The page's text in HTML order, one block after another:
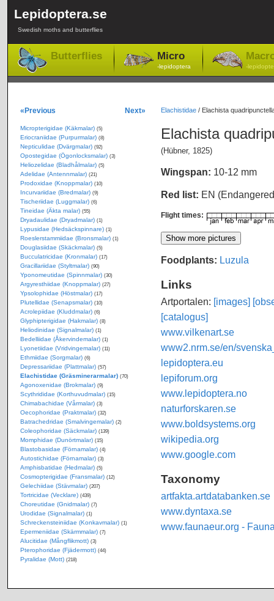
Lepidoptera.se
Swedish moths and butterflies
Butterflies Micro
-lepidoptera -
Elachistidae/ Elachista
Elachista
(Hübner, 1825)
Wingspan: 10-12 mm
Red list: EN
Flight times:
Foodplants: Luzula
Links
Artportalen: [images]
[catalogus]
www.vilkenart.se
www2.nrm.se/en/
lepidoptera.eu
lepiforum.org
www.lepidoptera.no
naturforskaren.se
www.boldsystems.org
wikipedia.org
www.google.com
Taxonomy
artfakta.artdatabanken.se
www.dyntaxa.se
www.faunaeur.org -
«Previous Next»
Micropterigidae (Käkmalar) (5)
Eriocraniidae (Purpurmalar) (8)
Nepticulidae (Dvärgmalar) (92)
Opostegidae (Ögonlocksmalar) (3)
Heliozelidae (Bladhålmalar) (5)
Adelidae (Antennmalar) (21)
Prodoxidae (Knoppmalar) (10)
Incurvariidae (Bredmalar) (9)
Tischeriidae (Luggmalar) (6)
Tineidae (Äkta malar) (55)
Dryadaulidae (Dryadmalar) (1)
Lypusidae (Hedsäckspinnare) (1)
Roeslerstammiidae (Bronsmalar) (1)
Douglasiidae (Skäckmalar) (5)
Bucculatricidae (Kronmalar) (17)
Gracillariidae (Styltmalar) (90)
Yponomeutidae (Spinnmalar) (30)
Argyresthiidae (Knoppmalar) (27)
Ypsolophidae (Höstmalar) (17)
Plutellidae (Senapsmalar) (10)
Acrolepiidae (Kluddmalar) (6)
Glyphipterigidae (Hakmalar) (8)
Heliodinidae (Signalmalar) (1)
Bedelliidae (Åkervindemalar) (1)
Lyonetiidae (Vridvingemalar) (11)
Ethmiidae (Sorgmalar) (6)
Depressariidae (Plattmalar) (57)
Elachistidae (Gräsminerarmalar) (70)
Agonoxenidae (Brokmalar) (9)
Scythrididae (Korthuvudmalar) (15)
Chimabachidae (Vårmalar) (3)
Oecophoridae (Praktmalar) (32)
Batrachedridae (Smalvingemalar) (2)
Coleophoridae (Säckmalar) (139)
Momphidae (Dunörtmalar) (15)
Blastobasidae (Förnamalar) (4)
Autostichidae (Förnamalar) (3)
Amphisbatidae (Hedmalar) (5)
Cosmopterigidae (Fransmalar) (12)
Gelechiidae (Stävmalar) (207)
Tortricidae (Vecklare) (439)
Choreutidae (Gnidmalar) (7)
Urodidae (Signalmalar) (1)
Schreckensteiniidae (Konkavmalar) (1)
Epermeniidae (Skärmmalar) (7)
Alucitidae (Mångflikmott) (3)
Pterophoridae (Fjädermott) (44)
Pyralidae (Mott) (218)